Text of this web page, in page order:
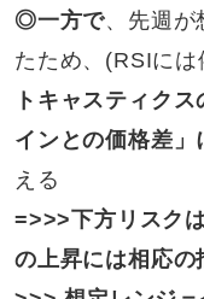
◎一方で、先週が
たため、(RSIに
トキャスティク
インとの価格差
える
=>>>下方リスク
の上昇には相応の